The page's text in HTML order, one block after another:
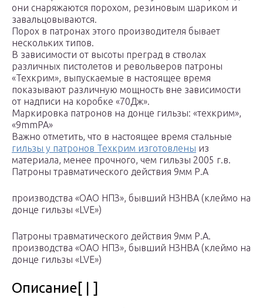
они снаряжаются порохом, резиновым шариком и
завальцовываются.
Порох в патронах этого производителя бывает
нескольких типов.
В зависимости от высоты преград в стволах
различных пистолетов и револьверов патроны
«Техкрим», выпускаемые в настоящее время
показывают различную мощность вне зависимости
от надписи на коробке «70Дж».
Маркировка патронов на донце гильзы: «техкрим»,
«9mmPA»
Важно отметить, что в настоящее время стальные
гильзы у патронов Техкрим изготовлены из
материала, менее прочного, чем гильзы 2005 г.в.
Патроны травматического действия 9мм Р.А
производства «ОАО НПЗ», бывший НЗНВА (клеймо на
донце гильзы «LVE»)
Патроны травматического действия 9мм Р.А.
производства «ОАО НПЗ», бывший НЗНВА (клеймо на
донце гильзы «LVE»)
Описание[ | ]